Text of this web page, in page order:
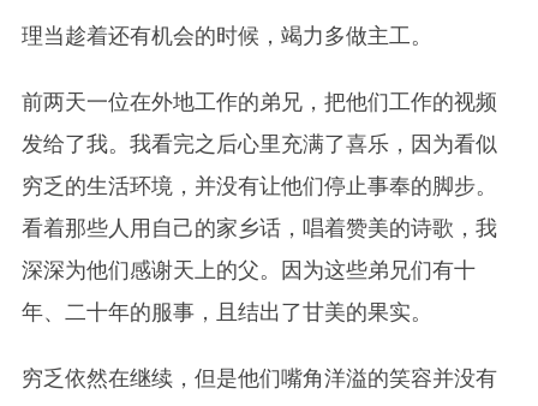
理当趁着还有机会的时候，竭力多做主工。
前两天一位在外地工作的弟兄，把他们工作的视频
发给了我。我看完之后心里充满了喜乐，因为看似
穷乏的生活环境，并没有让他们停止事奉的脚步。
看着那些人用自己的家乡话，唱着赞美的诗歌，我
深深为他们感谢天上的父。因为这些弟兄们有十
年、二十年的服事，且结出了甘美的果实。
穷乏依然在继续，但是他们嘴角洋溢的笑容并没有